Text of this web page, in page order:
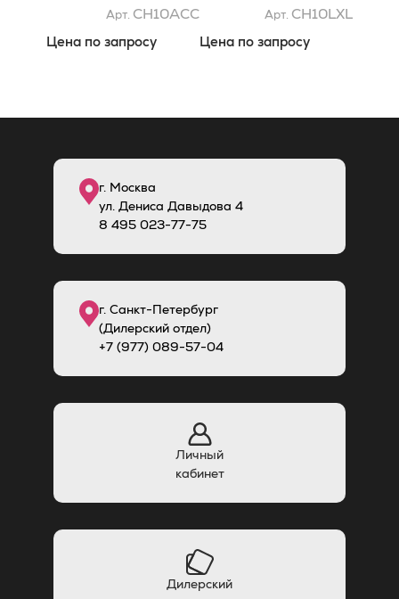
Арт. CH10ACC
Цена по запросу
Арт. CH10LXL
Цена по запросу
г. Москва
ул. Дениса Давыдова 4
8 495 023-77-75
г. Санкт-Петербург
(Дилерский отдел)
+7 (977) 089-57-04
Личный
кабинет
Дилерский